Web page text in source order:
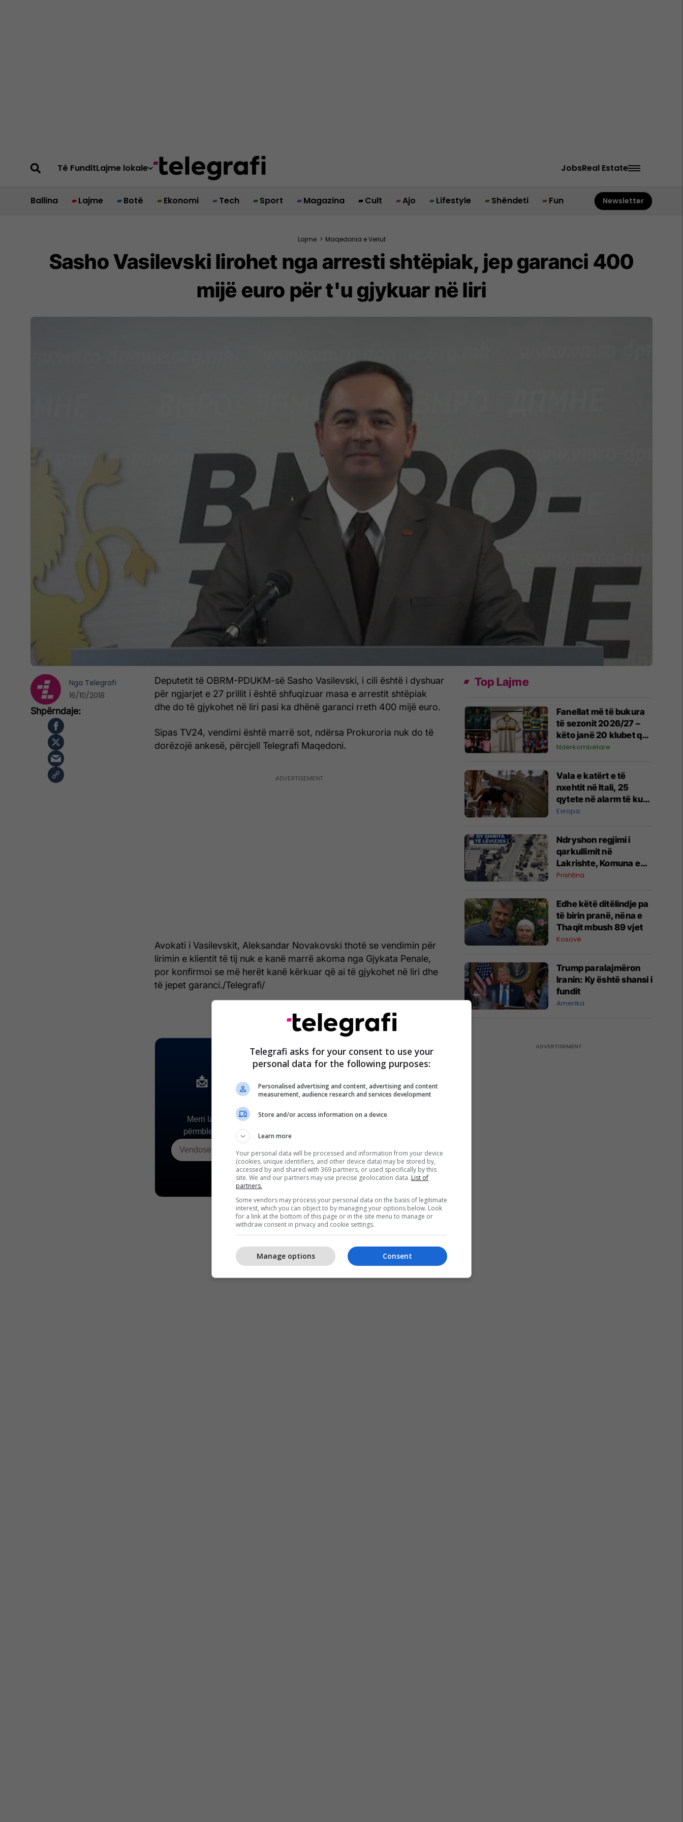
Të FunditLajme lokale JobsReal Estate
Ballina Lajme Botë Ekonomi Tech Sport Magazina Cult Ajo Lifestyle Shëndeti Fun Newsletter
Lajme > Maqedonia e Veriut
Sasho Vasilevski lirohet nga arresti shtëpiak, jep garanci 400
mijë euro për t'u gjykuar në liri
Deputetit të OBRM-PDUKM-së Sasho Vasilevski, i cili është i dyshuar
për ngjarjet e 27 prillit i është shfuqizuar masa e arrestit shtëpiak
dhe do të gjykohet në liri pasi ka dhënë garanci rreth 400 mijë euro.
Sipas TV24, vendimi është marrë sot, ndërsa Prokuroria nuk do të
dorëzojë ankesë, përcjell Telegrafi Maqedoni.
Avokati i Vasilevskit, Aleksandar Novakovski thotë se vendimin për
lirimin e klientit të tij nuk e kanë marrë akoma nga Gjykata Penale,
por konfirmoi se më herët kanë kërkuar që ai të gjykohet në liri dhe
të jepet garanci./Telegrafi/
Nga Telegrafi
16/10/2018
Top Lajme
Fanellat më të bukura
të sezonit 2026/27 –
këto janë 20 klubet që
spikatën me dizajnin e
Ndërkombëtare
Vala e katërt e të
nxehtit në Itali, 25
qytete në alarm të kuq
- probleme me
Evropa
Ndryshon regjimi i
qarkullimit në
Lakrishte, Komuna e
Prishtinës ofron
Prishtina
Edhe këtë ditëlindje pa
të birin pranë, nëna e
Thaqit mbush 89 vjet
Kosovë
Trump paralajmëron
Iranin: Ky është shansi i
fundit
Amerika
Telegrafi asks for your consent to use your
personal data for the following purposes:
Personalised advertising and content, advertising and content
measurement, audience research and services development
Store and/or access information on a device
Learn more
Your personal data will be processed and information from your device
(cookies, unique identifiers, and other device data) may be stored by,
accessed by and shared with 369 partners, or used specifically by this
site. We and our partners may use precise geolocation data. List of
partners.
Some vendors may process your personal data on the basis of legitimate
interest, which you can object to by managing your options below. Look
for a link at the bottom of this page or in the site menu to manage or
withdraw consent in privacy and cookie settings.
Consent
Manage options